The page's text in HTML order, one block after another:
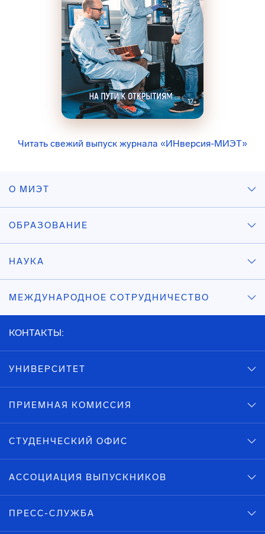
Читать свежий выпуск журнала «ИНверсия-МИЭТ»
О МИЭТ
ОБРАЗОВАНИЕ
НАУКА
МЕЖДУНАРОДНОЕ СОТРУДНИЧЕСТВО
КОНТАКТЫ:
УНИВЕРСИТЕТ
ПРИЕМНАЯ КОМИССИЯ
СТУДЕНЧЕСКИЙ ОФИС
АССОЦИАЦИЯ ВЫПУСКНИКОВ
ПРЕСС-СЛУЖБА